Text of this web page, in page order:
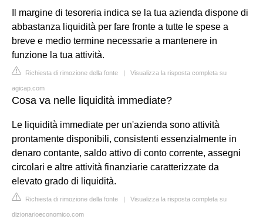
Il margine di tesoreria indica se la tua azienda dispone di
abbastanza liquidità per fare fronte a tutte le spese a
breve e medio termine necessarie a mantenere in
funzione la tua attività.
Richiesta di rimozione della fonte | Visualizza la risposta completa su
agicap.com
Cosa va nelle liquidità immediate?
Le liquidità immediate per un'azienda sono attività
prontamente disponibili, consistenti essenzialmente in
denaro contante, saldo attivo di conto corrente, assegni
circolari e altre attività finanziarie caratterizzate da
elevato grado di liquidità.
Richiesta di rimozione della fonte | Visualizza la risposta completa su
dizionarioeconomico.com